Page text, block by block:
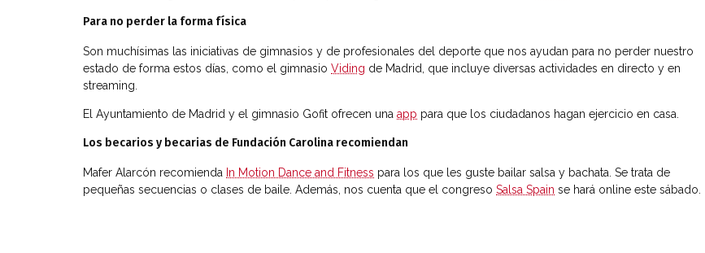
Para no perder la forma física
Son muchísimas las iniciativas de gimnasios y de profesionales del deporte que nos ayudan para no perder nuestro
estado de forma estos días, como el gimnasio Viding de Madrid, que incluye diversas actividades en directo y en
streaming.
El Ayuntamiento de Madrid y el gimnasio Gofit ofrecen una app para que los ciudadanos hagan ejercicio en casa.
Los becarios y becarias de Fundación Carolina recomiendan
Mafer Alarcón recomienda In Motion Dance and Fitness para los que les guste bailar salsa y bachata. Se trata de
pequeñas secuencias o clases de baile. Además, nos cuenta que el congreso Salsa Spain se hará online este sábado.